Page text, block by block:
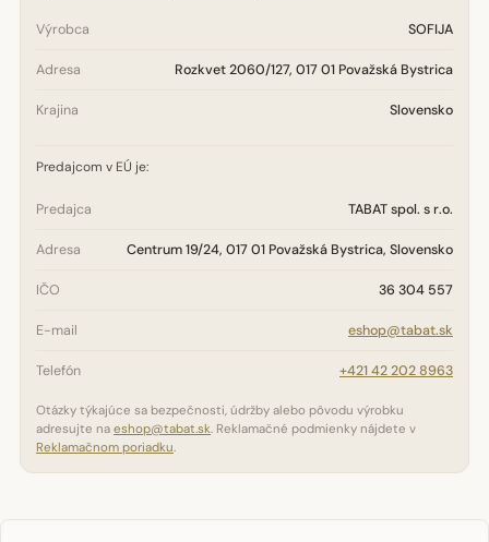
Výrobca SOFIJA
Adresa Rozkvet 2060/127, 017 01 Považská Bystrica
Krajina Slovensko
Predajcom v EÚ je:
Predajca TABAT spol. s r.o.
Adresa Centrum 19/24, 017 01 Považská Bystrica, Slovensko
IČO 36 304 557
E-mail eshop@tabat.sk
Telefón +421 42 202 8963
Otázky týkajúce sa bezpečnosti, údržby alebo pôvodu výrobku
adresujte na eshop@tabat.sk. Reklamačné podmienky nájdete v
Reklamačnom poriadku.